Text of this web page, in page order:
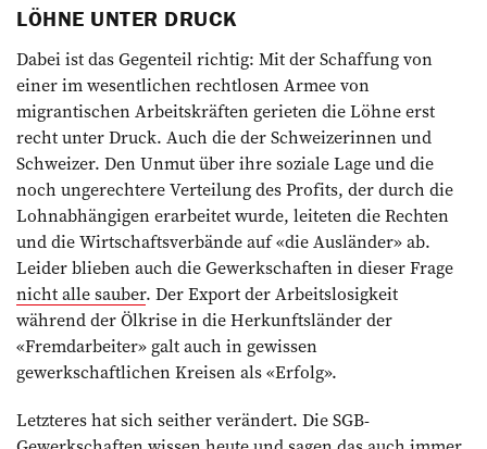
LÖHNE UNTER DRUCK
Dabei ist das Gegenteil richtig: Mit der Schaffung von
einer im wesentlichen rechtlosen Armee von
migrantischen Arbeitskräften gerieten die Löhne erst
recht unter Druck. Auch die der Schweizerinnen und
Schweizer. Den Unmut über ihre soziale Lage und die
noch ungerechtere Verteilung des Profits, der durch die
Lohnabhängigen erarbeitet wurde, leiteten die Rechten
und die Wirtschaftsverbände auf «die Ausländer» ab.
Leider blieben auch die Gewerkschaften in dieser Frage
nicht alle sauber. Der Export der Arbeitslosigkeit
während der Ölkrise in die Herkunftsländer der
«Fremdarbeiter» galt auch in gewissen
gewerkschaftlichen Kreisen als «Erfolg».
Letzteres hat sich seither verändert. Die SGB-